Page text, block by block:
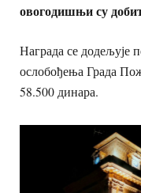
овогодишњи су
Награда се додељује
ослобођења Града
58.500 динара.